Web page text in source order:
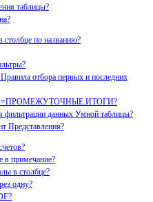
таблицы?
столбце по названию?
отбора первых и последних
=ПРОМЕЖУТОЧНЫЕ.ИТОГИ?
фильтрации данных Умной таблицы?
Представления?
в примечание?
в столбце?
одну?